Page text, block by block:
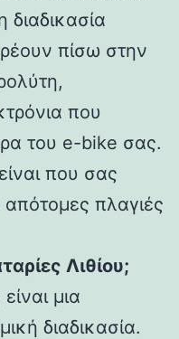
διαδικασία
ρέουν πίσω στην
που
του e-bike σας.
που σας
απότομες πλαγιές
Λιθίου;
μια
διαδικασία.